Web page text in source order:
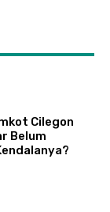
Cilegon
Belum